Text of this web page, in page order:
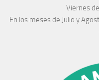
Viernes
En los meses de Julio y